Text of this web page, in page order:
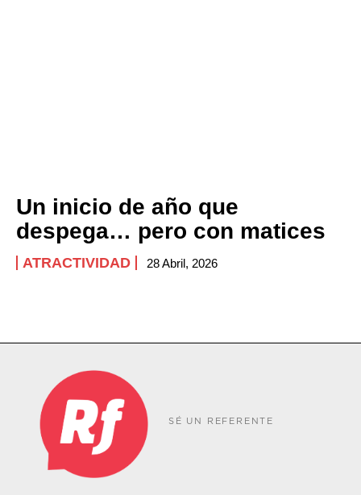
Un inicio de año que
despega… pero con matices
ATRACTIVIDAD 28 Abril, 2026
SÉ UN REFERENTE